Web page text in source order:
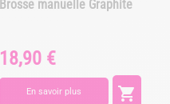
Brosse manuelle Graphite
Prix
18,90 €
En savoir plus 